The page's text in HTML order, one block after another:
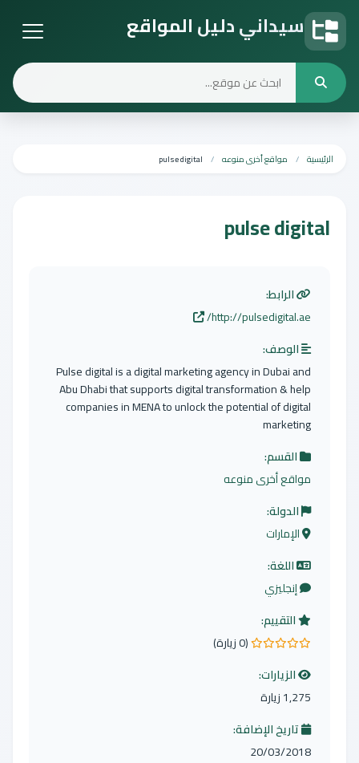
سيداني دليل المواقع
الرئيسية مواقع أخرى منوعه pulse digital
pulse digital
الرابط:
http://pulsedigital.ae/
الوصف:
Pulse digital is a digital marketing agency in Dubai and
Abu Dhabi that supports digital transformation & help
companies in MENA to unlock the potential of digital
marketing
القسم:
مواقع أخرى منوعه
الدولة:
الإمارات
اللغة:
إنجليزي
التقييم:
0.0 من 5 نجوم
(0 زيارة)
الزيارات:
1,275 زيارة
تاريخ الإضافة:
20/03/2018